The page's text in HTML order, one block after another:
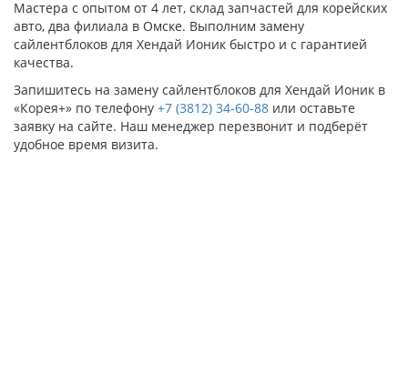
Мастера с опытом от 4 лет, склад запчастей для корейских
авто, два филиала в Омске. Выполним замену
сайлентблоков для Хендай Ионик быстро и с гарантией
качества.
Запишитесь на замену сайлентблоков для Хендай Ионик в
«Корея+» по телефону +7 (3812) 34-60-88 или оставьте
заявку на сайте. Наш менеджер перезвонит и подберёт
удобное время визита.